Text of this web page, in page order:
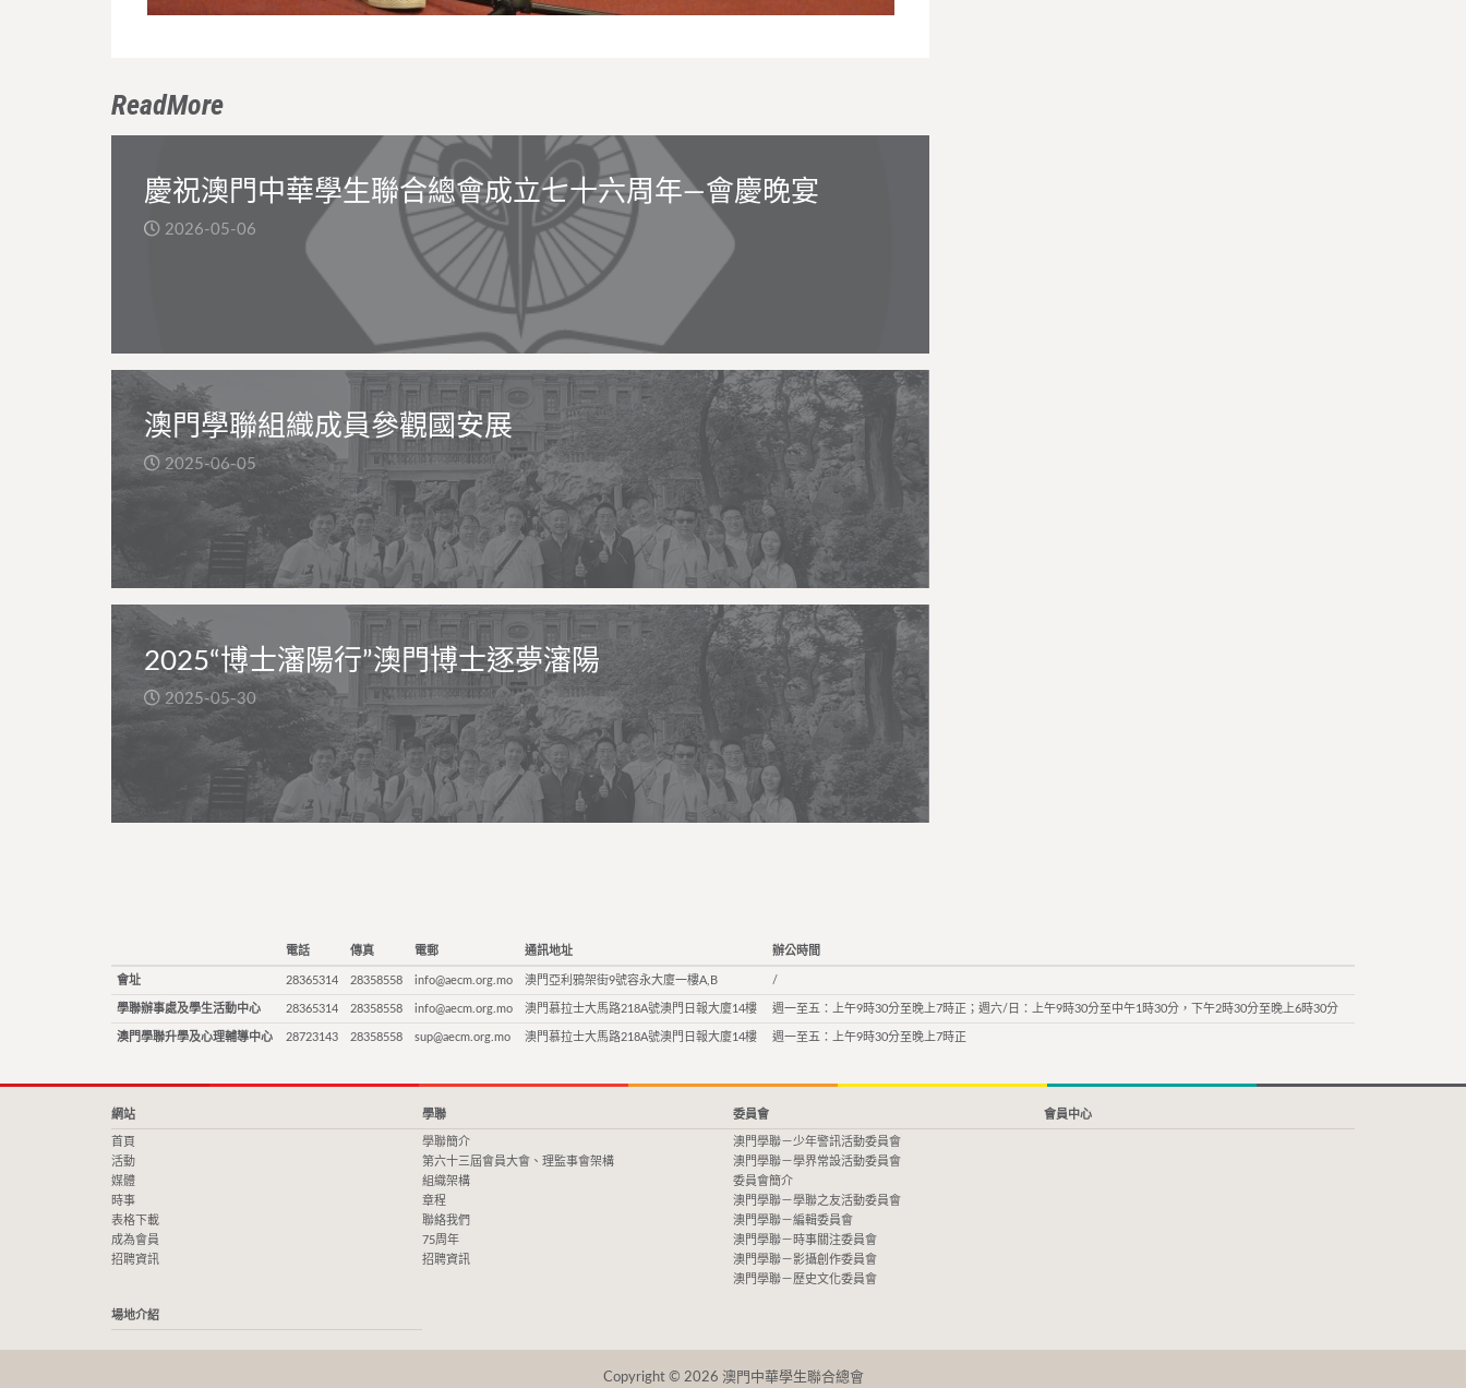
ReadMore
慶祝澳門中華學生聯合總會成立七十六周年—會慶晚宴
2026-05-06
澳門學聯組織成員參觀國安展
2025-06-05
2025“博士瀋陽行”澳門博士逐夢瀋陽
2025-05-30
電話 傳真 電郵 通訊地址 辦公時間
會址 28365314 28358558 info@aecm.org.mo 澳門亞利鴉架街9號容永大廈一樓A,B /
學聯辦事處及學生活動中心 28365314 28358558 info@aecm.org.mo 澳門慕拉士大馬路218A號澳門日報大廈14樓 週一至五：上午9時30分至晚上7時正；週六/日：上午9時30分至中午1時30分，下午2時30分至晚上6時30分
澳門學聯升學及心理輔導中心 28723143 28358558 sup@aecm.org.mo 澳門慕拉士大馬路218A號澳門日報大廈14樓 週一至五：上午9時30分至晚上7時正
網站
首頁
活動
媒體
時事
表格下載
成為會員
招聘資訊
學聯
學聯簡介
第六十三屆會員大會、理監事會架構
組織架構
章程
聯絡我們
75周年
招聘資訊
委員會
澳門學聯－少年警訊活動委員會
澳門學聯－學界常設活動委員會
委員會簡介
澳門學聯－學聯之友活動委員會
澳門學聯－編輯委員會
澳門學聯－時事關注委員會
澳門學聯－影攝創作委員會
澳門學聯－歷史文化委員會
會員中心
場地介紹
Copyright © 2026 澳門中華學生聯合總會